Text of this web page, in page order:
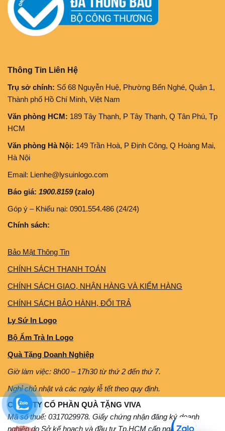
Thông Tin Liên Hệ
Trụ sở chính: Số 68 Nguyễn Huệ, Phường Bến Nghé, Quận 1,
Thành phố Hồ Chí Minh, Việt Nam
Văn phòng HCM: 189 Tây Thạnh, P Tây Thạnh, Q Tân Phú, Tp
HCM
Văn phòng Hà Nội: 149 Trần Hoà, P Định Công, Q Hoàng Mai,
Hà Nội
Email: Lienhe@lysuinlogo.com
Báo giá: 1900.8159(zalo)
Góp ý – Khiếu nại: 0901.554.486 (24/24)
Chính sách:
Bảo Mật Thông Tin
CHÍNH SÁCH THANH TOÁN
CHÍNH SÁCH GIAO, NHẬN HÀNG VÀ KIỂM HÀNG
CHÍNH SÁCH BẢO HÀNH, ĐỔI TRẢ
Ly Sứ In Logo
Bộ Ấm Trà In Logo
Quà Tặng Doanh Nghiệp
Giờ làm việc: 8h00 – 17h30 từ thứ 2 đến thứ 7.
Nghỉ chủ nhật và các ngày lễ tết theo quy định.
CÔNG TY CỔ PHẦN QUÀ TẶNG VIVA
Mã số thuế: 0317029978. Giấy chứng nhận đăng ký doanh
nghiệp do Sở kế hoạch và đầu tư Tp.HCM cấp ngày